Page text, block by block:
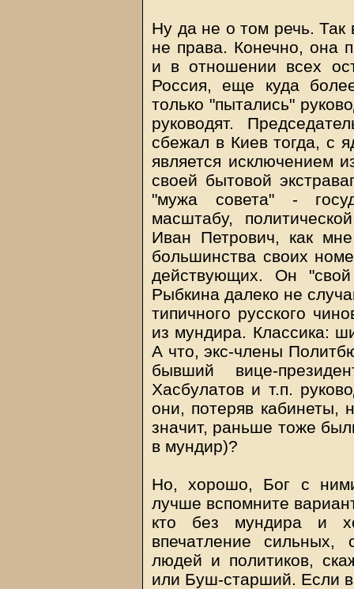
Ну да не о том речь.
не права. Конечно, она
и в отношении всех
Россия, еще куда
только "пытались"
руководят.
сбежал в Киев тогда, с
является исключением
своей бытовой
"мужа совета" -
масштабу,
Иван Петрович, как
большинства своих
действующих. Он
Рыбкина далеко не
типичного русского
из мундира. Классика:
А что, экс-члены
бывший вице-
Хасбулатов и т.п.
они, потеряв кабинеты,
значит, раньше тоже
в мундир)?
Но, хорошо, Бог с
лучше вспомните
кто без мундира и
впечатление сильных,
людей и политиков,
или Буш-старший. Если